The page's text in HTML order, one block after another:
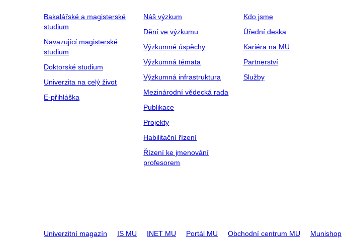
Bakalářské a magisterské
studium
Navazující magisterské
studium
Doktorské studium
Univerzita na celý život
E-přihláška
Náš výzkum
Dění ve výzkumu
Výzkumné úspěchy
Výzkumná témata
Výzkumná infrastruktura
Mezinárodní vědecká rada
Publikace
Projekty
Habilitační řízení
Řízení ke jmenování
profesorem
Kdo jsme
Úřední deska
Kariéra na MU
Partnerství
Služby
Univerzitní magazín IS MU INET MU Portál MU Obchodní centrum MU Munishop